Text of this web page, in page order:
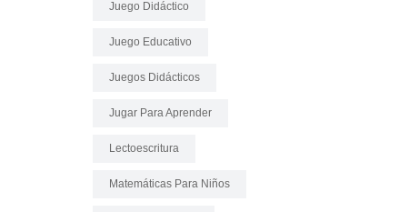
Juego Didáctico
Juego Educativo
Juegos Didácticos
Jugar Para Aprender
Lectoescritura
Matemáticas Para Niños